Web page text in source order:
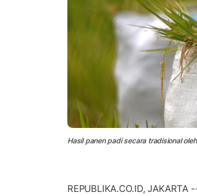
Hasil panen padi secara tradisional
REPUBLIKA.CO.ID,